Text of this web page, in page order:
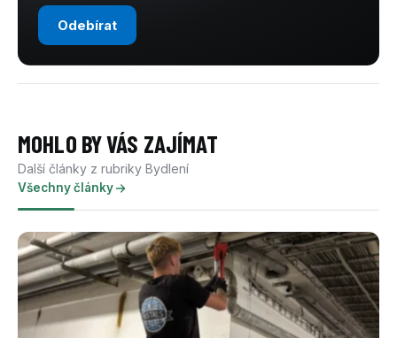
Odebírat
MOHLO BY VÁS ZAJÍMAT
Další články z rubriky Bydlení
Všechny články